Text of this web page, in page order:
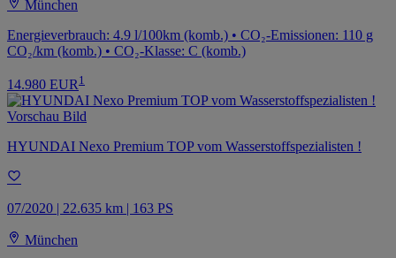
München
Energieverbrauch: 4.9 l/100km (komb.) • CO₂-Emissionen: 110 g
CO₂/km (komb.) • CO₂-Klasse: C (komb.)
14.980 EUR 1
HYUNDAI Nexo Premium TOP vom Wasserstoffspezialisten !
07/2020 | 22.635 km | 163 PS
München